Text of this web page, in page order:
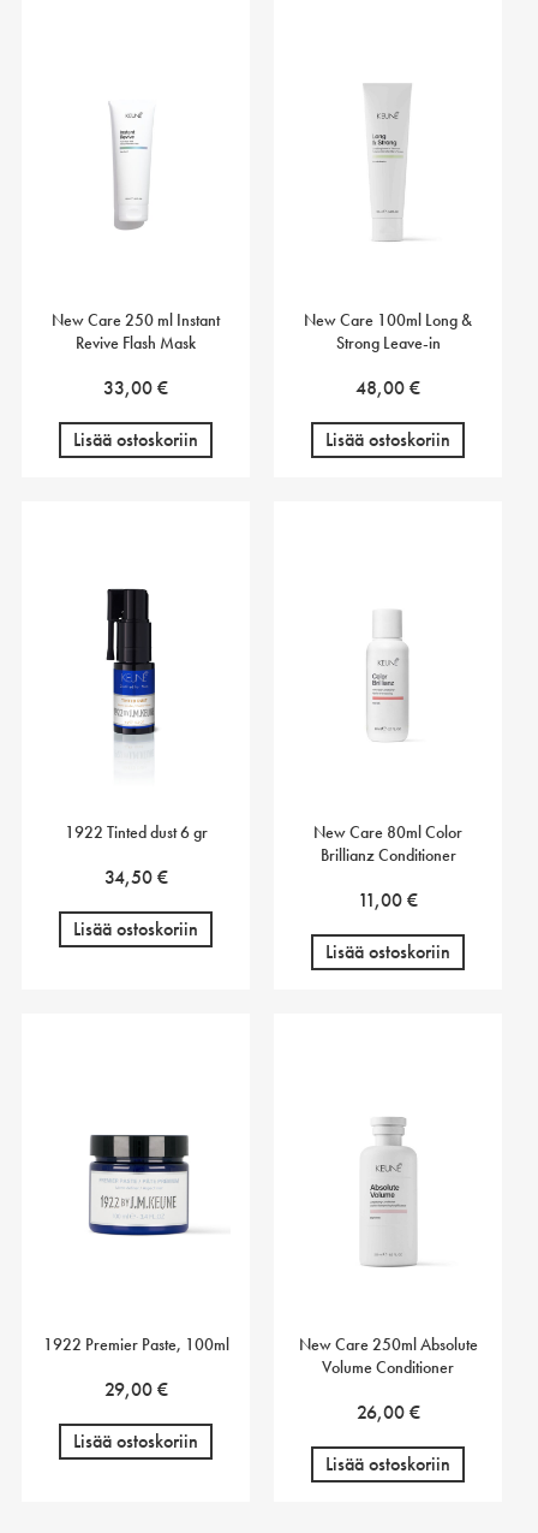
New Care 250 ml Instant
Revive Flash Mask
33,00€
Lisää ostoskoriin
New Care 100ml Long &
Strong Leave-in
48,00€
Lisää ostoskoriin
1922 Tinted dust 6 gr
34,50€
Lisää ostoskoriin
New Care 80ml Color
Brillianz Conditioner
11,00€
Lisää ostoskoriin
1922 Premier Paste, 100ml
29,00€
Lisää ostoskoriin
New Care 250ml Absolute
Volume Conditioner
26,00€
Lisää ostoskoriin